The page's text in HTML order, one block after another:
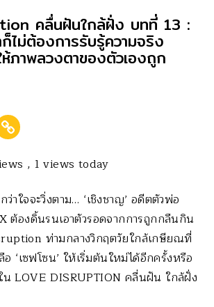
คลื่นฝันใกล้ฝั่ง บทที่ 13 :
ไม่ต้องการรับรู้ความจริง
ห้ภาพลวงตาของตัวเองถูก
, 1 views today
ว่าใจจะวิ่งตาม… ‘เชิงชาญ’ อดีตตัวพ่อ
ต้องดิ้นรนเอาตัวรอดจากการถูกกลืนกิน
ท่ามกลางวิกฤตวัยใกล้เกษียณที่
อ ‘เซฟโซน’ ให้เริ่มต้นใหม่ได้อีกครั้งหรือ
น LOVE DISRUPTION คลื่นฝัน ใกล้ฝั่ง